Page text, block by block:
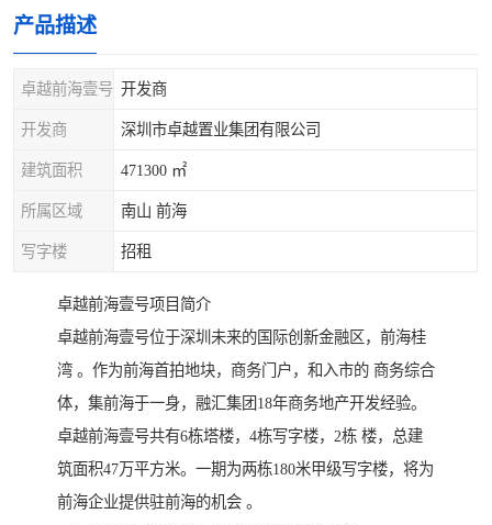
产品描述
卓越前海壹号 开发商
开发商 深圳市卓越置业集团有限公司
建筑面积 471300 ㎡
所属区域 南山 前海
写字楼 招租
卓越前海壹号项目简介
卓越前海壹号位于深圳未来的国际创新金融区，前海桂
湾 。作为前海首拍地块，商务门户，和入市的 商务综合
体，集前海于一身，融汇集团18年商务地产开发经验。
卓越前海壹号共有6栋塔楼，4栋写字楼，2栋 楼，总建
筑面积47万平方米。一期为两栋180米甲级写字楼，将为
前海企业提供驻前海的机会 。
龙岗区
光明区 南山西丽
龙华观澜